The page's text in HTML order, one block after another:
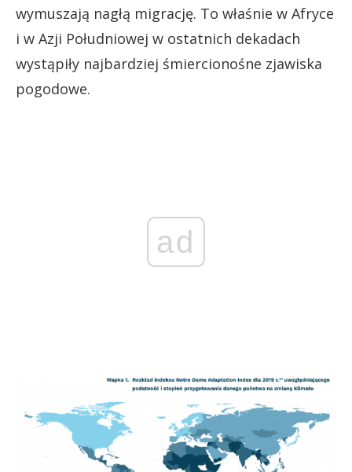
wymuszają nagłą migrację. To właśnie w Afryce
i w Azji Południowej w ostatnich dekadach
wystąpiły najbardziej śmiercionośne zjawiska
pogodowe.
ad